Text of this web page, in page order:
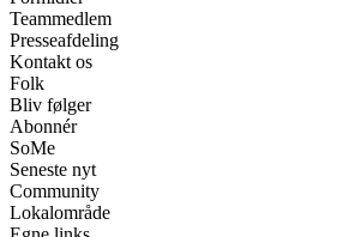
Teammedlem
Presseafdeling
Kontakt os
Folk
Bliv følger
Abonnér
SoMe
Seneste nyt
Community
Lokalområde